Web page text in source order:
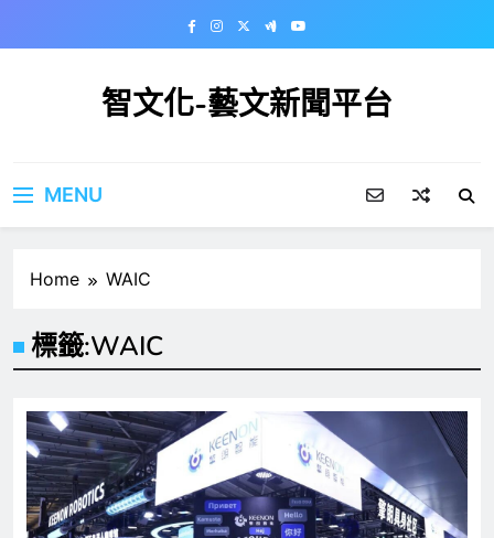
智文化-藝文新聞平台
MENU
Home WAIC
標籤:WAIC